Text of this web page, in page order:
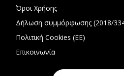
Όροι Χρήσης
Δήλωση συμμόρφωσης (2018/
Πολιτική Cookies (ΕΕ)
Επικοινωνία